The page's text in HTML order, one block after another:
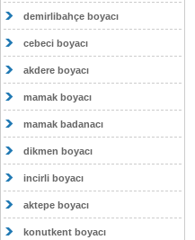
demirlibahçe boyacı
cebeci boyacı
akdere boyacı
mamak boyacı
mamak badanacı
dikmen boyacı
incirli boyacı
aktepe boyacı
konutkent boyacı